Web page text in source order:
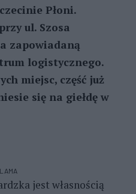
Płoni.
ul. Szosa
zapowiadaną
logistycznego.
miejsc, część już
się na giełdę w
jest własnością